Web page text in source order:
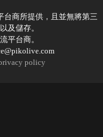
台商所提供，且並無將第三
及儲存。
平台商。
policy